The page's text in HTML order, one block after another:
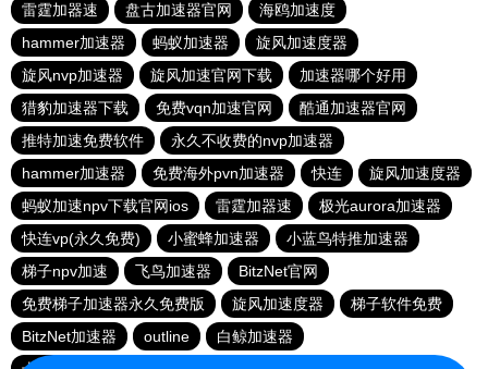
雷霆加器速
盘古加速器官网
海鸥加速度
hammer加速器
蚂蚁加速器
旋风加速度器
旋风nvp加速器
旋风加速官网下载
加速器哪个好用
猎豹加速器下载
免费vqn加速官网
酷通加速器官网
推特加速免费软件
永久不收费的nvp加速器
hammer加速器
免费海外pvn加速器 快连
旋风加速度器
蚂蚁加速npv下载官网ios
雷霆加器速
极光aurora加速器
快连vp(永久免费)
小蜜蜂加速器
小蓝鸟特推加速器
梯子npv加速
飞鸟加速器
BitzNet官网
免费梯子加速器永久免费版
旋风加速度器
梯子软件免费
BitzNet加速器
outline
白鲸加速器